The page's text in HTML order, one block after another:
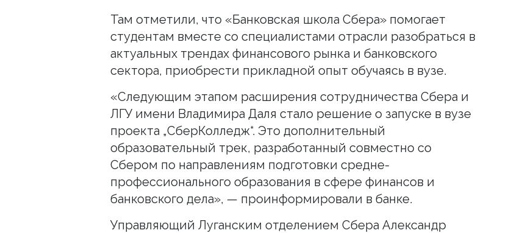
Там отметили, что «Банковская школа Сбера» помогает
студентам вместе со специалистами отрасли разобраться в
актуальных трендах финансового рынка и банковского
сектора, приобрести прикладной опыт обучаясь в вузе.
«Следующим этапом расширения сотрудничества Сбера и
ЛГУ имени Владимира Даля стало решение о запуске в вузе
проекта „СберКолледж“. Это дополнительный
образовательный трек, разработанный совместно со
Сбером по направлениям подготовки средне-
профессионального образования в сфере финансов и
банковского дела», — проинформировали в банке.
Управляющий Луганским отделением Сбера Александр